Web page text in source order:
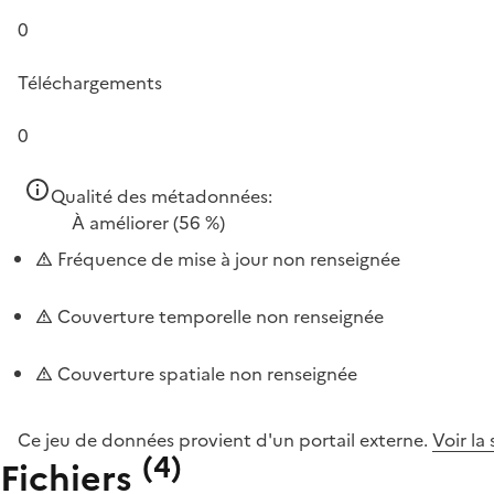
0
Téléchargements
0
Qualité des métadonnées:
À améliorer(56 %)
Fréquence de mise à jour non renseignée
Couverture temporelle non renseignée
Couverture spatiale non renseignée
Ce jeu de données provient d'un portail externe. Voir la
Fichiers (4)